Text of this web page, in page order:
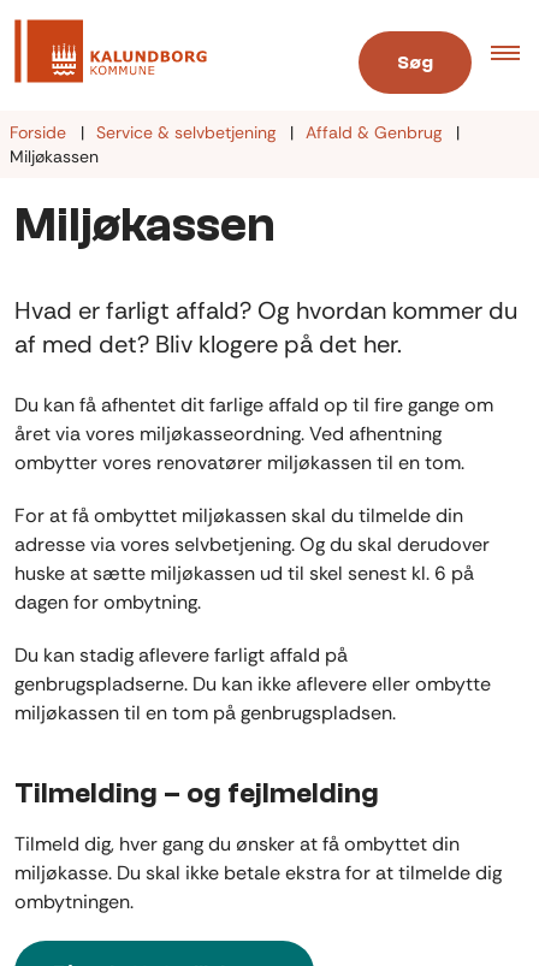
Søg
Forside Service & selvbetjening
Affald & Genbrug
Miljøkassen
Miljøkassen
Hvad er farligt affald? Og hvordan kommer du
af med det? Bliv klogere på det her.
Du kan få afhentet dit farlige affald op til fire gange om
året via vores miljøkasseordning. Ved afhentning
ombytter vores renovatører miljøkassen til en tom.
For at få ombyttet miljøkassen skal du tilmelde din
adresse via vores selvbetjening. Og du skal derudover
huske at sætte miljøkassen ud til skel senest kl. 6 på
dagen for ombytning.
Du kan stadig aflevere farligt affald på
genbrugspladserne. Du kan ikke aflevere eller ombytte
miljøkassen til en tom på genbrugspladsen.
Tilmelding – og fejlmelding
Tilmeld dig, hver gang du ønsker at få ombyttet din
miljøkasse. Du skal ikke betale ekstra for at tilmelde dig
ombytningen.